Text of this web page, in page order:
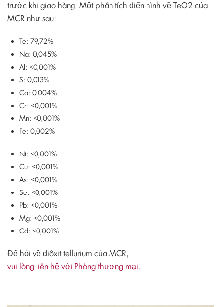
trước khi giao hàng. Một phân tích điển hình về TeO2 của
MCR như sau:
Te: 79,72%
Na: 0,045%
Al: <0,001%
S: 0,013%
Ca: 0,004%
Cr: <0,001%
Mn: <0,001%
Fe: 0,002%
Ni: <0,001%
Cu: <0,001%
As: <0,001%
Se: <0,001%
Pb: <0,001%
Mg: <0,001%
Cd: <0,001%
Để hỏi về điôxit tellurium của MCR,
vui lòng liên hệ với Phòng thương mại.